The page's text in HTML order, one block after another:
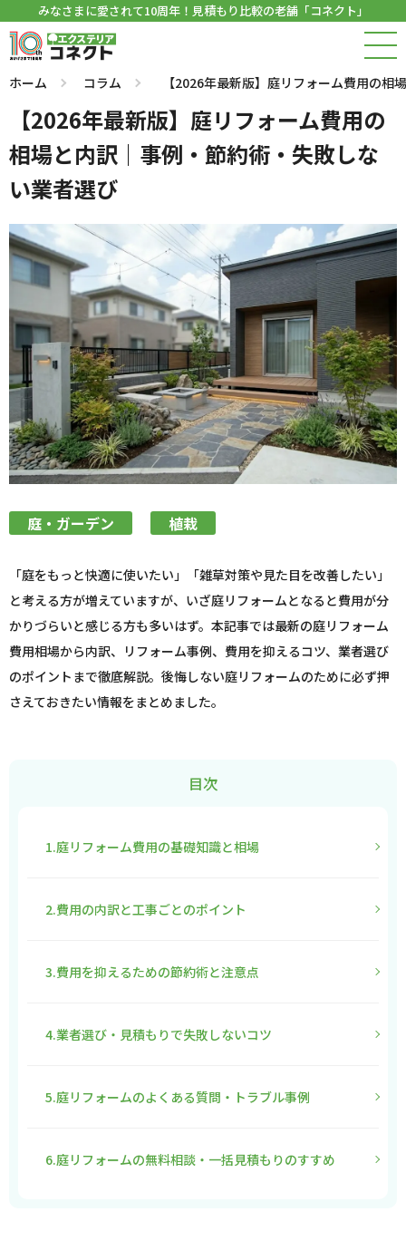
みなさまに愛されて10周年！見積もり比較の老舗「コネクト」
ホーム コラム 【2026年最新版】庭リフォーム費用の
【2026年最新版】庭リフォーム費用の
相場と内訳｜事例・節約術・失敗しな
い業者選び
庭・ガーデン 植栽
「庭をもっと快適に使いたい」「雑草対策や見た目を改善したい」
と考える方が増えていますが、いざ庭リフォームとなると費用が分
かりづらいと感じる方も多いはず。本記事では最新の庭リフォーム
費用相場から内訳、リフォーム事例、費用を抑えるコツ、業者選び
のポイントまで徹底解説。後悔しない庭リフォームのために必ず押
さえておきたい情報をまとめました。
目次
1.庭リフォーム費用の基礎知識と相場
2.費用の内訳と工事ごとのポイント
3.費用を抑えるための節約術と注意点
4.業者選び・見積もりで失敗しないコツ
5.庭リフォームのよくある質問・トラブル事例
6.庭リフォームの無料相談・一括見積もりのすすめ